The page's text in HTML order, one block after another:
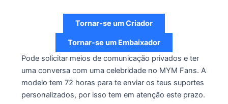
Tornar-se um Criador
Tornar-se um Embaixador
Pode solicitar meios de comunicação privados e ter
uma conversa com uma celebridade no MYM Fans. A
modelo tem 72 horas para te enviar os teus suportes
personalizados, por isso tem em atenção este prazo.